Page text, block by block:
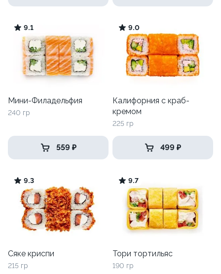
9.1
Мини-Филадельфия
240 гр
559 ₽
9.0
Калифорния с краб-
кремом
225 гр
499 ₽
9.3
Сяке криспи
215 гр
9.7
Тори тортильяс
190 гр